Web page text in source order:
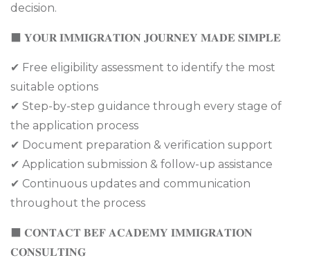
decision.
⬛ 𝐘𝐎𝐔𝐑 𝐈𝐌𝐌𝐈𝐆𝐑𝐀𝐓𝐈𝐎𝐍 𝐉𝐎𝐔𝐑𝐍𝐄𝐘 𝐌𝐀𝐃𝐄 𝐒𝐈𝐌𝐏𝐋𝐄
✔ Free eligibility assessment to identify the most
suitable options
✔ Step-by-step guidance through every stage of
the application process
✔ Document preparation & verification support
✔ Application submission & follow-up assistance
✔ Continuous updates and communication
throughout the process
⬛ 𝐂𝐎𝐍𝐓𝐀𝐂𝐓 𝐁𝐄𝐅 𝐀𝐂𝐀𝐃𝐄𝐌𝐘 𝐈𝐌𝐌𝐈𝐆𝐑𝐀𝐓𝐈𝐎𝐍
𝐂𝐎𝐍𝐒𝐔𝐋𝐓𝐈𝐍𝐆